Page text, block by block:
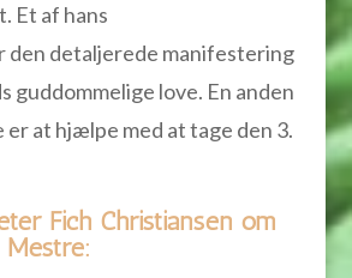
Et af hans
den detaljerede manifestering
guddommelige love. En anden
er at hjælpe med at tage den 3.
Fich Christiansen om